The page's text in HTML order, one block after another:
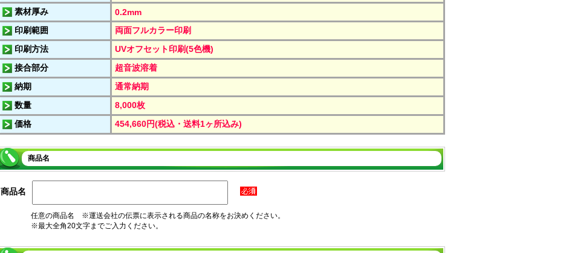
素材厚み
0.2mm
印刷範囲
両面フルカラー印刷
印刷方法
UVオフセット印刷(5色機)
接合部分
超音波溶着
納期
通常納期
数量
8,000枚
価格
454,660円(税込・送料1ヶ所込み)
商品名
商品名
任意の商品名 ※運送会社の伝票に表示される商品の名称をお決めください。
※最大全角20文字までご入力ください。